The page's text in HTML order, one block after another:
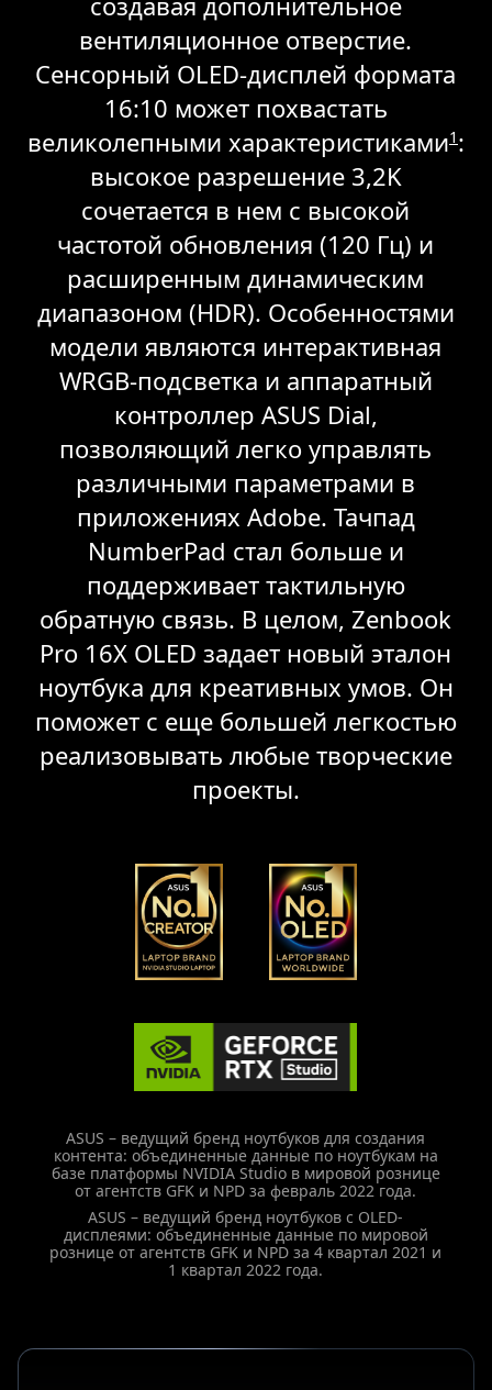
вентиляционное отверстие.
Сенсорный OLED-дисплей формата
16:10 может похвастать
великолепными характеристиками1:
высокое разрешение 3,2K
сочетается в нем с высокой
частотой обновления (120 Гц) и
расширенным динамическим
диапазоном (HDR). Особенностями
модели являются интерактивная
WRGB-подсветка и аппаратный
контроллер ASUS Dial,
позволяющий легко управлять
различными параметрами в
приложениях Adobe. Тачпад
NumberPad стал больше и
поддерживает тактильную
обратную связь. В целом, Zenbook
Pro 16X OLED задает новый эталон
ноутбука для креативных умов. Он
поможет с еще большей легкостью
реализовывать любые творческие
проекты.
ASUS – ведущий бренд ноутбуков для создания
контента: объединенные данные по ноутбукам на
базе платформы NVIDIA Studio в мировой рознице
от агентств GFK и NPD за февраль 2022 года.
ASUS – ведущий бренд ноутбуков с OLED-
дисплеями: объединенные данные по мировой
рознице от агентств GFK и NPD за 4 квартал 2021 и
1 квартал 2022 года.